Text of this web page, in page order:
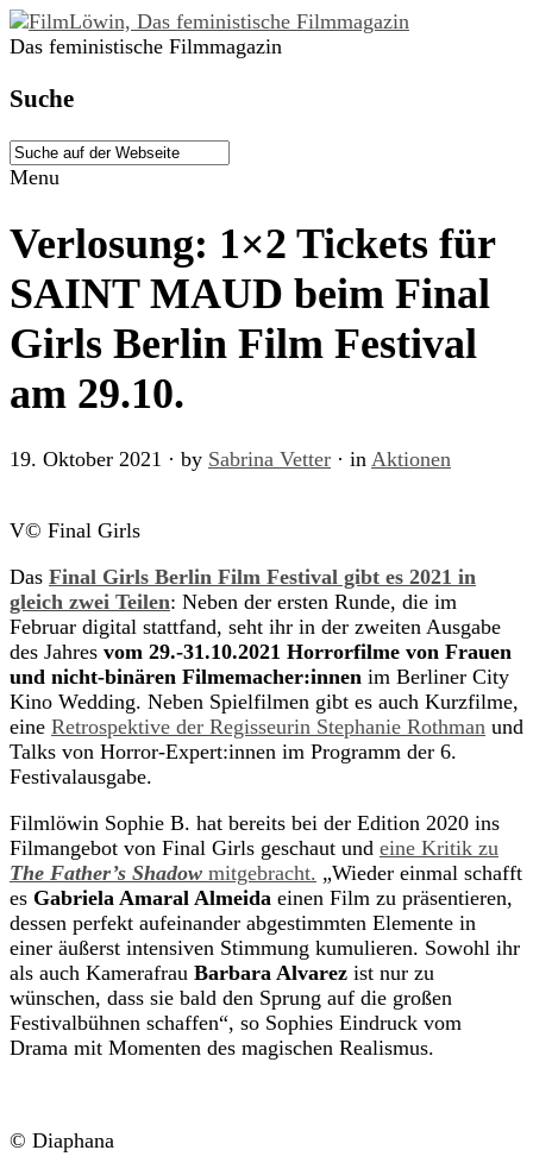
Das feministische Filmmagazin
Suche
Menu
Verlosung: 1×2 Tickets für
SAINT MAUD beim Final
Girls Berlin Film Festival
am 29.10.
19. Oktober 2021 · by Sabrina Vetter · in Aktionen
V© Final Girls
Das Final Girls Berlin Film Festival gibt es 2021 in
gleich zwei Teilen: Neben der ersten Runde, die im
Februar digital stattfand, seht ihr in der zweiten Ausgabe
des Jahres vom 29.-31.10.2021 Horrorfilme von Frauen
und nicht-binären Filmemacher:innen im Berliner City
Kino Wedding. Neben Spielfilmen gibt es auch Kurzfilme,
eine Retrospektive der Regisseurin Stephanie Rothman und
Talks von Horror-Expert:innen im Programm der 6.
Festivalausgabe.
Filmlöwin Sophie B. hat bereits bei der Edition 2020 ins
Filmangebot von Final Girls geschaut und eine Kritik zu
The Father’s Shadow mitgebracht. „Wieder einmal schafft
es Gabriela Amaral Almeida einen Film zu präsentieren,
dessen perfekt aufeinander abgestimmten Elemente in
einer äußerst intensiven Stimmung kumulieren. Sowohl ihr
als auch Kamerafrau Barbara Alvarez ist nur zu
wünschen, dass sie bald den Sprung auf die großen
Festivalbühnen schaffen“, so Sophies Eindruck vom
Drama mit Momenten des magischen Realismus.
© Diaphana